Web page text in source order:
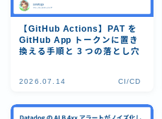
【GitHub Actions】PAT を
GitHub App トークンに置き
換える手順と 3 つの落とし穴
2026.07.14 CI/CD